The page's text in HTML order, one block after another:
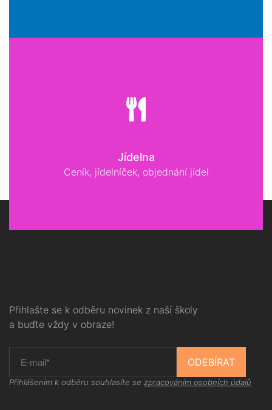
Jídelna
Ceník, jídelníček, objednání jídel
Přihlašte se k odběru novinek z naší školy
a buďte vždy v obraze!
ODEBÍRAT
Přihlášením k odběru souhlasíte se zpracováním osobních údajů